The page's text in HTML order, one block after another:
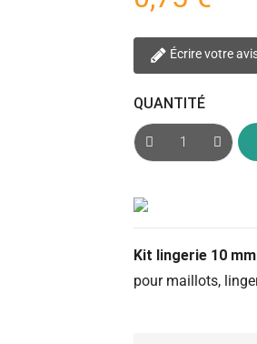
Écrire votre
QUANTITÉ
Kit lingerie 10
pour maillots,